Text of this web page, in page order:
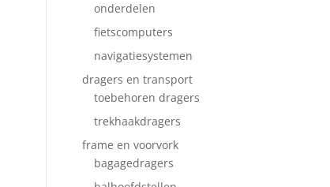
onderdelen
fietscomputers
navigatiesystemen
dragers en transport
toebehoren dragers
trekhaakdragers
frame en voorvork
bagagedragers